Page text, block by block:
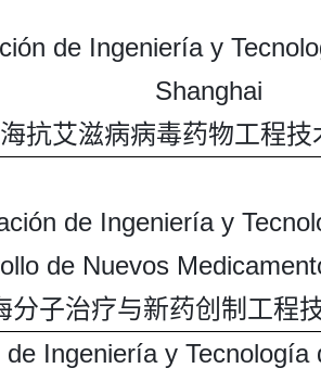
de Ingeniería y
Shanghai
海抗艾滋病病毒药物工程技
de Ingeniería y
de Nuevos
分子治疗与新药创制工程
Ingeniería y